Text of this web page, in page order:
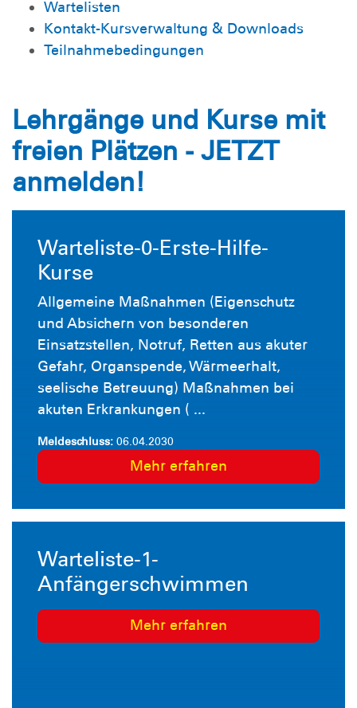
Wartelisten
Kontakt-Kursverwaltung & Downloads
Teilnahmebedingungen
Lehrgänge und Kurse mit
freien Plätzen - JETZT
anmelden!
Warteliste-0-Erste-Hilfe-
Kurse
Allgemeine Maßnahmen (Eigenschutz
und Absichern von besonderen
Einsatzstellen, Notruf, Retten aus akuter
Gefahr, Organspende, Wärmeerhalt,
seelische Betreuung) Maßnahmen bei
akuten Erkrankungen ( ...
Meldeschluss: 06.04.2030
Mehr erfahren
Warteliste-1-
Anfängerschwimmen
Mehr erfahren